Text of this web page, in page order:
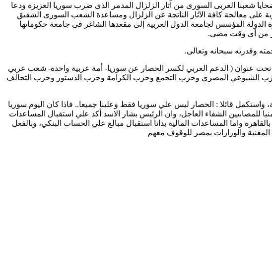
شعبنا العربى السورى من آثار الزلزال المدمر الذى ضرب سوريا العزيزة ودعا
على معالجة كافة الآثار الناتجة عن الزلزال ومساعدة الشعب السورى الشقيق
المؤسس لجامعة الدول العربية إلى مقعدها الشاغر فى جامعة حكوماتها
من أى وقت مضى.
وقدرته سبحانه وتعالى.
تحت عنوان ( الدعم العربي لكسر الحصار عن سوريا- أمة عربية واحدة- شعب عربي
الشيوعي المصري وحزب التجمع وحزب الكرامة وحزب الدستور وحزب التحالف
واستكمل قائلا : الحصار ليس علي سوريا فقط وعلينا جميعا.. فاذا كان اليوم سوريا
للمصابيين الشفاء العاجل، وان الرئيس بشار الاسد أكد علي استقبال المساعدات
واما المساعدات المالية بدانا استقبال مبالغ علي الحساب البنكي، وبالفعل
والوزارات بمصر للوقوف معهم